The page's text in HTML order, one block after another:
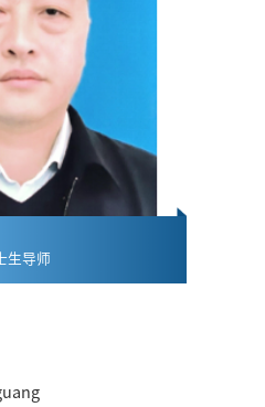
生导师